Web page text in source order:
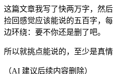
这篇文章我写了快两万字，然
捡回感觉应该能说的五百字，
边环绕：要不你还是删了吧。
所以就挑点能说的，至少是真情
（AI 建议后续内容删除）